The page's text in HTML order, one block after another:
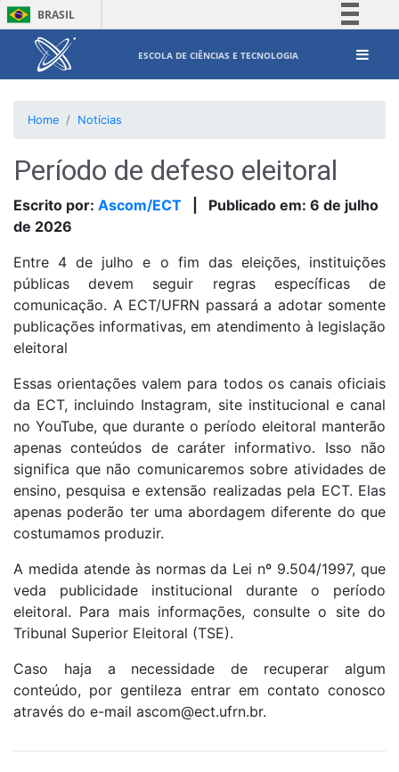
BRASIL
Canais
ESCOLA DE CIÊNCIAS E TECNOLOGIA
Home Notícias
Período de defeso eleitoral
Escrito por: Ascom/ECT Publicado em: 6 de julho
de 2026
Entre 4 de julho e o fim das eleições, instituições
públicas devem seguir regras específicas de
comunicação. A ECT/UFRN passará a adotar somente
publicações informativas, em atendimento à legislação
eleitoral
Essas orientações valem para todos os canais oficiais
da ECT, incluindo Instagram, site institucional e canal
no YouTube, que durante o período eleitoral manterão
apenas conteúdos de caráter informativo. Isso não
significa que não comunicaremos sobre atividades de
ensino, pesquisa e extensão realizadas pela ECT. Elas
apenas poderão ter uma abordagem diferente do que
costumamos produzir.
A medida atende às normas da Lei nº 9.504/1997, que
veda publicidade institucional durante o período
eleitoral. Para mais informações, consulte o site do
Tribunal Superior Eleitoral (TSE).
Caso haja a necessidade de recuperar algum
conteúdo, por gentileza entrar em contato conosco
através do e-mail ascom@ect.ufrn.br.